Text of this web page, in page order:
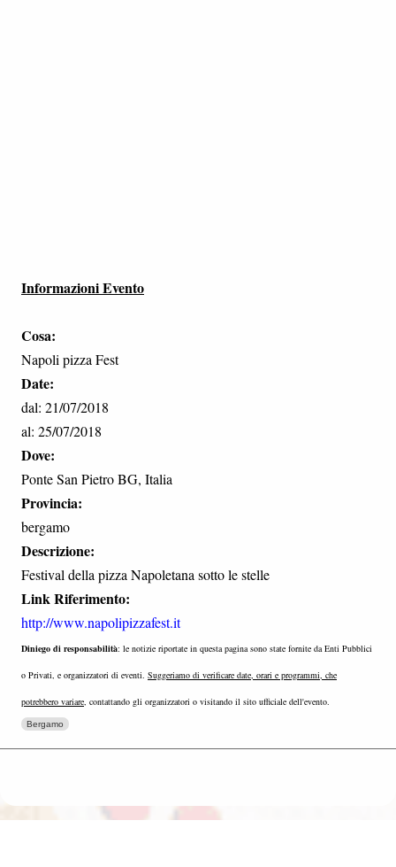
Informazioni Evento
Cosa:
Napoli pizza Fest
Date:
dal: 21/07/2018
al: 25/07/2018
Dove:
Ponte San Pietro BG, Italia
Provincia:
bergamo
Descrizione:
Festival della pizza Napoletana sotto le stelle
Link Riferimento:
http://www.napolipizzafest.it
Diniego di responsabilità: le notizie riportate in questa pagina sono state fornite da Enti Pubblici
o Privati, e organizzatori di eventi. Suggeriamo di verificare date, orari e programmi, che
potrebbero variare, contattando gli organizzatori o visitando il sito ufficiale dell'evento.
Bergamo